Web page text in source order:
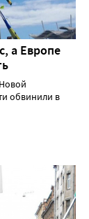
а Европе
обвинили в